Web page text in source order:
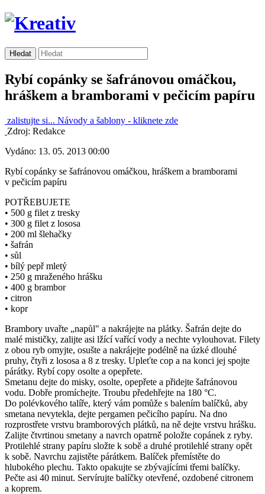
Rybí copánky se šafránovou omáčkou,
hráškem a bramborami v pečicím papíru
zalistujte si... Návody a šablony - kliknete zde
Zdroj: Redakce
Vydáno: 13. 05. 2013 00:00
Rybí copánky se šafránovou omáčkou, hráškem a bramborami
v pečicím papíru
POTŘEBUJETE
• 500 g filet z tresky
• 300 g filet z lososa
• 200 ml šlehačky
• šafrán
• sůl
• bílý pepř mletý
• 250 g mraženého hrášku
• 400 g brambor
• citron
• kopr
Brambory uvařte „napůl" a nakrájejte na plátky. Šafrán dejte do
malé mističky, zalijte asi lžící vařící vody a nechte vylouhovat. Filety
z obou ryb omyjte, osušte a nakrájejte podélně na úzké dlouhé
pruhy, čtyři z lososa a 8 z tresky. Upleťte cop a na konci jej spojte
párátky. Rybí copy osolte a opepřete.
Smetanu dejte do misky, osolte, opepřete a přidejte šafránovou
vodu. Dobře promíchejte. Troubu předehřejte na 180 °C.
Do polévkového talíře, který vám pomůže s balením balíčků, aby
smetana nevytekla, dejte pergamen pečicího papíru. Na dno
rozprostřete vrstvu bramborových plátků, na ně dejte vrstvu hrášku.
Zalijte čtvrtinou smetany a navrch opatrně položte copánek z ryby.
Protilehlé strany papíru složte k sobě a druhé protilehlé strany opět
k sobě. Navrchu zajistěte párátkem. Balíček přemístěte do
hlubokého plechu. Takto opakujte se zbývajícími třemi balíčky.
Pečte asi 40 minut. Servírujte balíčky otevřené, ozdobené citronem
a koprem.